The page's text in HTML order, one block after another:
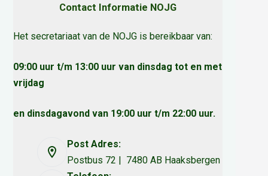
Contact Informatie NOJG
Het secretariaat van de NOJG is bereikbaar van:
09:00 uur t/m 13:00 uur van dinsdag tot en met
vrijdag
en dinsdagavond van 19:00 uur t/m 22:00 uur.
Post Adres:
Postbus 72 | 7480 AB Haaksbergen